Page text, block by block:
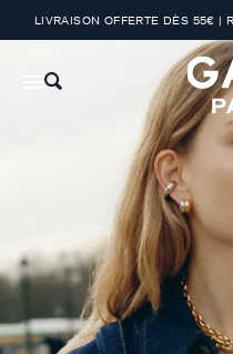
LIVRAISON OFFERTE DÈS 55€ |